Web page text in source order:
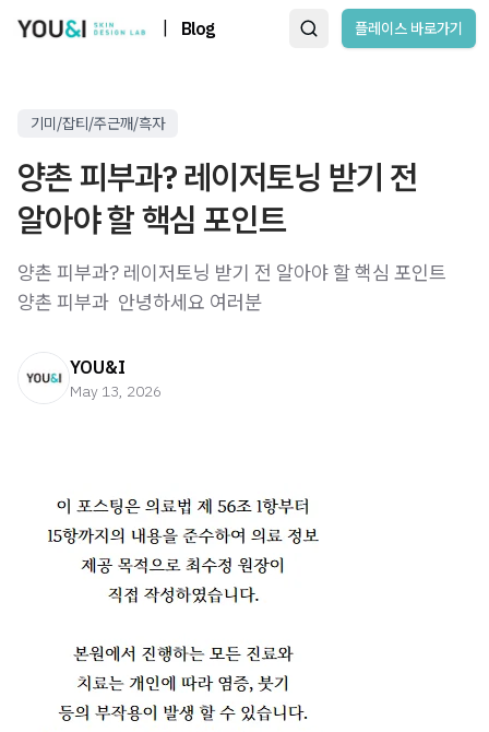
Blog 플레이스 바로가기
기미/잡티/주근깨/흑자
양촌 피부과? 레이저토닝 받기 전
알아야 할 핵심 포인트
양촌 피부과? 레이저토닝 받기 전 알아야 할 핵심 포인트
양촌 피부과 ​ 안녕하세요 여러분
YOU&I
May 13, 2026